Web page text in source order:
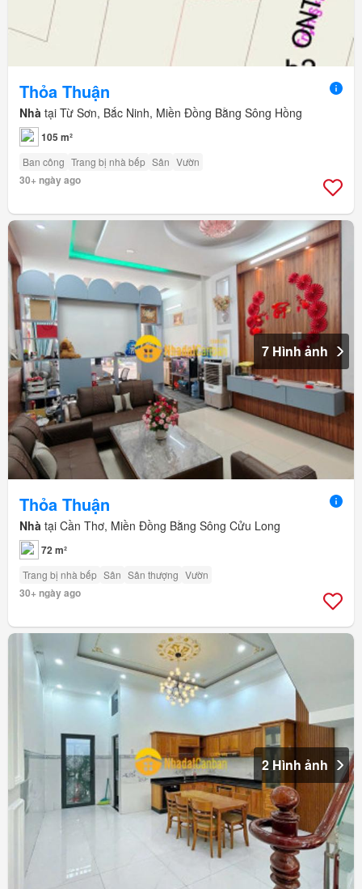
Thỏa Thuận
Nhà tại Từ Sơn, Bắc Ninh, Miền Đồng Bằng Sông Hồng
105 m²
Ban công Trang bị nhà bếp Sân Vườn
30+ ngày ago
7 Hình ảnh
Thỏa Thuận
Nhà tại Cần Thơ, Miền Đồng Bằng Sông Cửu Long
72 m²
Trang bị nhà bếp Sân Sân thượng Vườn
30+ ngày ago
2 Hình ảnh